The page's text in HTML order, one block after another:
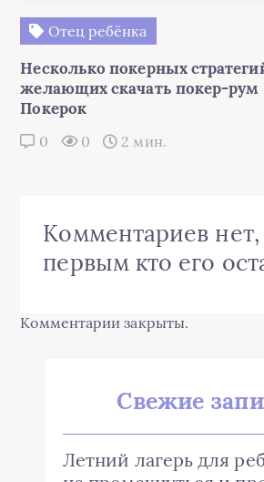
Отец ребёнка
Несколько покерных
желающих скачать покер-рум
Покерок
0 0 2 мин.
Комментариев нет,
первым кто его
Комментарии закрыты.
Свежие
Летний лагерь для